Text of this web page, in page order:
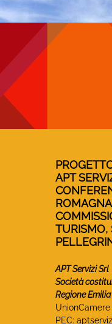
APT
ROMAGNA
TURISMO,
APT Servizi Srl
Società
Regione
UnionCamere
PEC: